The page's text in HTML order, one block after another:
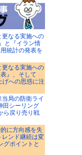
更なる実施への
と『イラン情
統計の発表を
更なる実施への
』、そして
げへの思惑に注
当局の防衛ライ
田シーリング
ら戻り売り戦
に方向感を失
レンド継続は変
グポイントと